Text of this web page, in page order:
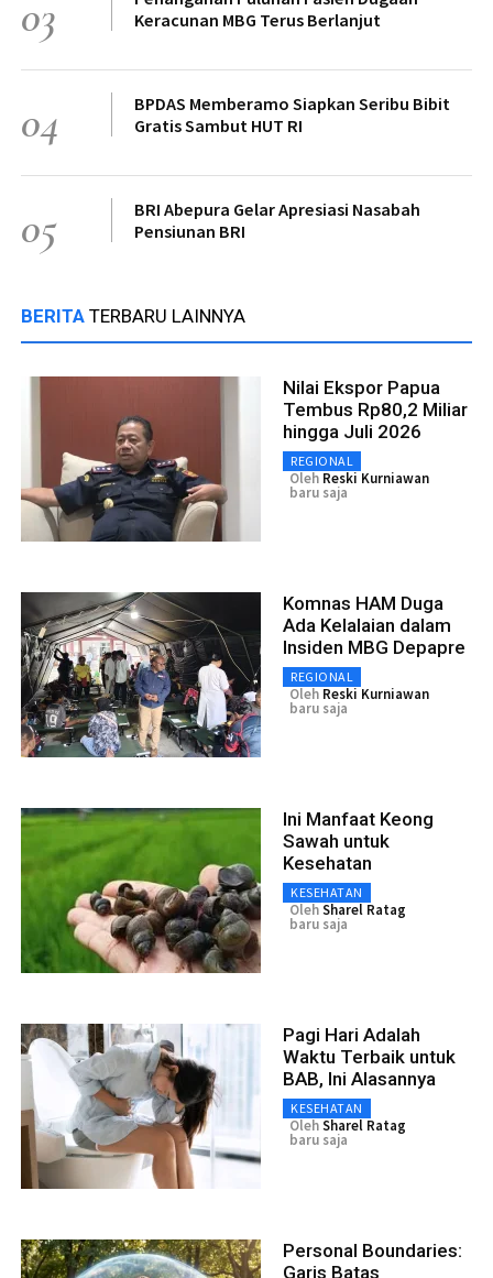
03
Keracunan MBG Terus Berlanjut
04
BPDAS Memberamo Siapkan Seribu Bibit
Gratis Sambut HUT RI
05
BRI Abepura Gelar Apresiasi Nasabah
Pensiunan BRI
BERITA TERBARU LAINNYA
Nilai Ekspor Papua
Tembus Rp80,2 Miliar
hingga Juli 2026
REGIONAL
Oleh Reski Kurniawan
baru saja
Komnas HAM Duga
Ada Kelalaian dalam
Insiden MBG Depapre
REGIONAL
Oleh Reski Kurniawan
baru saja
Ini Manfaat Keong
Sawah untuk
Kesehatan
KESEHATAN
OlehSharel Ratag
baru saja
Pagi Hari Adalah
Waktu Terbaik untuk
BAB, Ini Alasannya
KESEHATAN
OlehSharel Ratag
baru saja
Personal Boundaries:
Garis Batas